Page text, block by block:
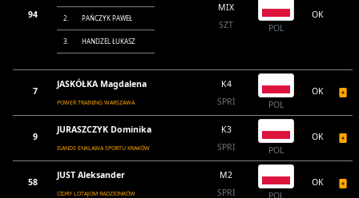
94 2. PAŃCZYK PAWEŁ
3. HANDZEL ŁUKASZ
MIX
SZT
POL
OK
7
JASKÓŁKA Magdalena
POWER TRAINING WARSZAWA
K4
SPRI
POL
OK
9
JURASZCZYK Dominika
ISANDS ENKLAWA SPORTU KRAKÓW
K3
SPRI
POL
OK
58
JUST Aleksander
CIDRY LOTAJOM RADZIONKÓW
M2
SPRI
POL
OK